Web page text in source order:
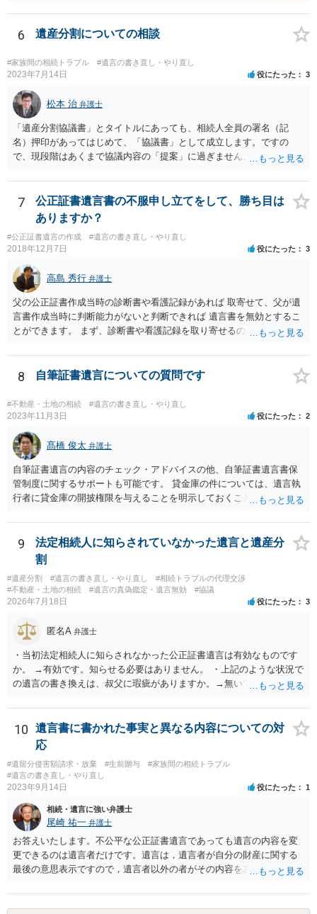
6 遺産分割についての相談
#家族間の相続トラブル #遺言の書き直し・やり直し
2023年7月14日 役にたった 3
松本 治 弁護士
「遺産分割協議書」とタイトルにあっても、相続人全員の署名（記
名）押印があってはじめて、「協議書」として成立します。ですの
で、現段階はあくまで協議内容の「提案」に過ぎません。 納得がいか
成立となります。その場合、成立させたい相続人が、家庭裁判所に遺
産分割調停を申し立てなければなりません。 なお、弁護士の送付状
は、通常、相続人全員分の（本件であれば４通の）「遺産分割協議
書」を作成するところ、１通だけの作成にとどめる理由が書かれてい
るものです。
7
公正証書遺言書の不服申し立てをして、勝ち目は
ありますか？
#公正証書遺言の作成 #遺言の書き直し・やり直し
2018年12月7日 役にたった 3
高島 秀行 弁護士
父の公正証書作成当時の診断書や看護記録があれば 取寄せて、父が遺
言書作成当時に判断能力がないと判断できれば 遺言書を無効とするこ
とができます。 まず、診断書や看護記録を取り寄せるのが重要となり
いと思います。
8 自筆証書遺言についての質問です
#不動産・土地の相続 #遺言の書き直し・やり直し
2023年11月3日 役にたった 2
髙橋 俊太 弁護士
自筆証書遺言の内容のチェック・アドバイスの他、自筆証書遺言書保
管制度に関するサポートも可能です。 貸金庫の件については、遺言執
行者に貸金庫の開披権限を与えることを明示しておくことでクリアで
9
法定相続人に知らされていなかった遺言と遺産分
割
#遺産分割 #遺言の書き直し・やり直し
#相続トラブルの代理交渉
#不動産・土地の相続
#遺言の真偽鑑定・遺言無効 #協議
2026年7月18日 役にたった 3
匿名A 弁護士
・当初法定相続人に知らされなかった公正証書遺言は有効なものです
か。 →有効です。知らせる必要はありません。 ・上記のような状況で
の遺言の書き換えは、叔父に瑕疵がありますか。→無いです。 ・分割
ますか。 →本人が自由に決められますので、どこが妥当とは言えない
です。客観的な基準もありません。 ・できれば穏やかに、分割を拒否
することはできますか。 →分割を拒否するということは、遺産はいら
ないということでしょうか。遺言で、受取を指定されててもいらない
と拒否することはできます。理由を説明する必要はありません。
10
遺言書に書かれた事実と異なる内容についての対
応
#遺留分侵害額請求・放棄 #生前贈与
#家族間の相続トラブル
#遺言の書き直し・やり直し
2023年9月14日 役にたった 1
相続・遺言に強い弁護士
尾崎 祐一 弁護士
お答えいたします。不公平な公正証書遺言であっても遺言の内容を変
更できるのは遺言者だけです。遺言は，遺言者が自分の財産に関する
最後の意思表示ですので，遺言者以外の者がその内容を左右させるこ
とはできないのです。